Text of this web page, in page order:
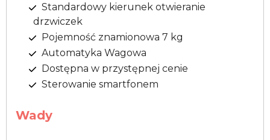
Standardowy kierunek otwieranie
drzwiczek
Pojemność znamionowa 7 kg
Automatyka Wagowa
Dostępna w przystępnej cenie
Sterowanie smartfonem
Wady